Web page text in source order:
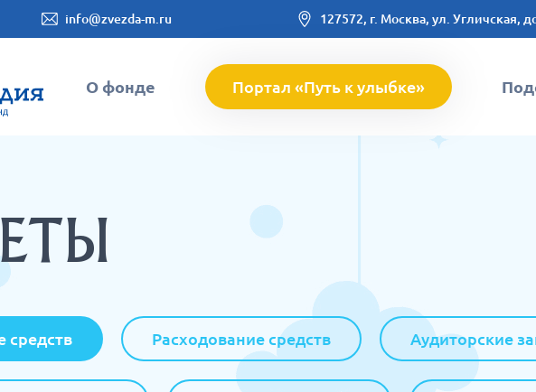
info@zvezda-m.ru 127572, г. Москва, ул. Угличская,
О фонде Портал «Путь к улыбке»
средств Расходование средств Аудиторские